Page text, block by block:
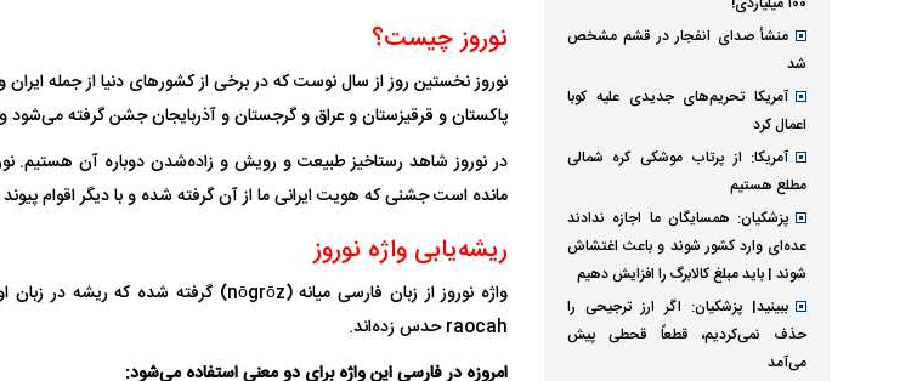
نوروز چیست؟
نوروز نخستین روز از سال نوست که در برخی از کشور‌های دنیا از جمله
پاکستان و قرقیزستان و عراق و گرجستان و آذربایجان جشن گرفته
در نوروز شاهد رستاخیز طبیعت و رویش و زاده‌شدن دوباره آن هستیم.
مانده است جشنی که هویت ایرانی ما از آن گرفته شده و با دیگر اقوام
ریشه‌یابی واژه نوروز
raocah حدس زده‌اند.
امروزه در فارسی این واژه برای دو معنی استفاده می‌شود:
منشأ صدای انفجار در قشم مشخص
شد
آمریکا تحریم‌های جدیدی علیه کوبا
اعمال کرد
آمریکا: از پرتاب موشکی کره شمالی
مطلع هستیم
پزشکیان: همسایگان ما اجازه ندادند
عده‌ای وارد کشور شوند و باعث اغتشاش
شوند | باید مبلغ کالابرگ را افزایش دهیم
ببینید| پزشکیان: اگر ارز ترجیحی را
حذف نمی‌کردیم، قطعاً قحطی پیش
می‌آمد